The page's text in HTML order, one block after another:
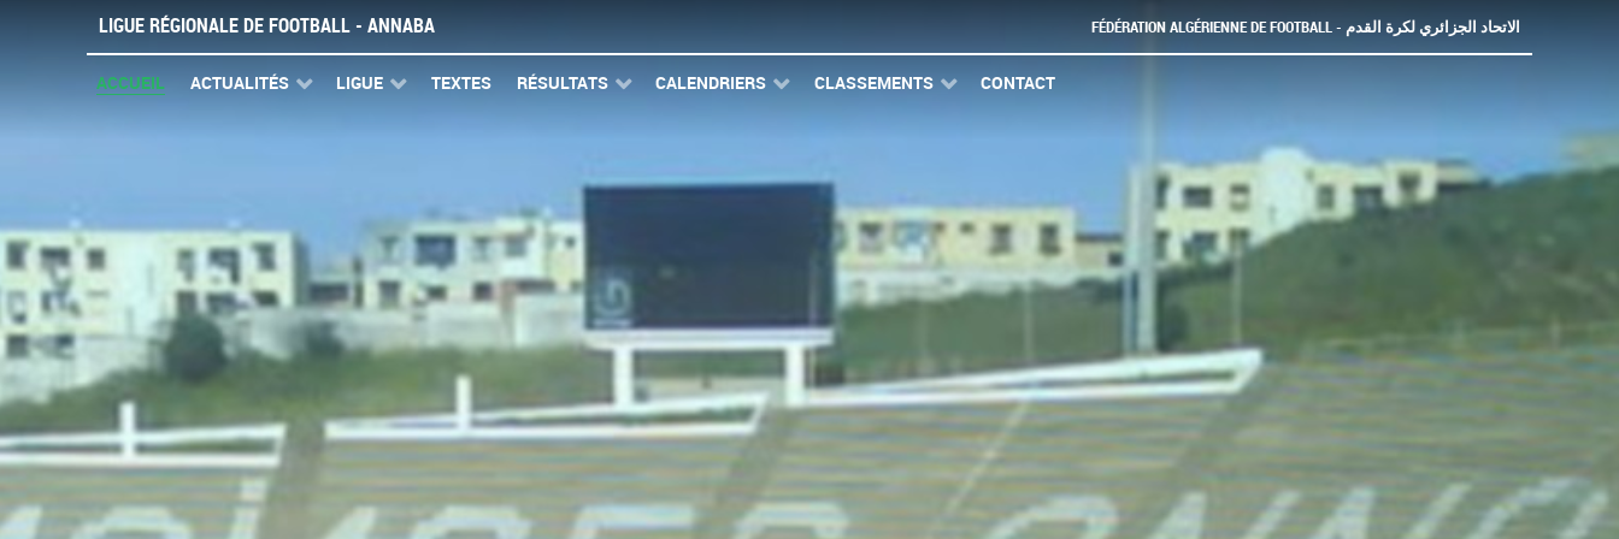
LIGUE RÉGIONALE DE FOOTBALL - ANNABA FÉDÉRATION ALGÉRIENNE DE FOOTBALL - الاتحاد الجزائري لكرة القدم
ACCUEIL ACTUALITÉS LIGUE TEXTES RÉSULTATS CALENDRIERS CLASSEMENTS CONTACT